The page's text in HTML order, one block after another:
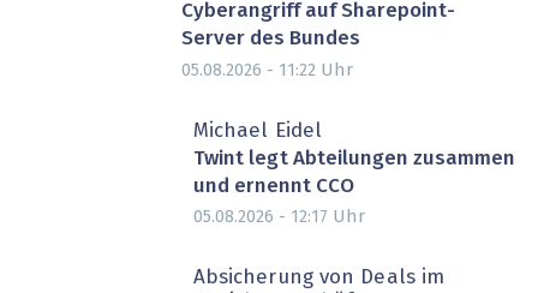
Cyberangriff auf Sharepoint-
Server des Bundes
05.08.2026 - 11:22 Uhr
Michael Eidel
Twint legt Abteilungen zusammen
und ernennt CCO
05.08.2026 - 12:17 Uhr
Absicherung von Deals im